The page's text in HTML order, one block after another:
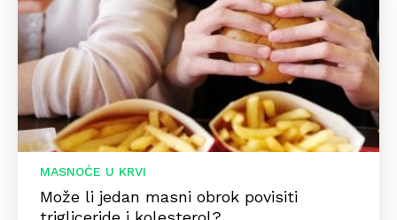
MASNOĆE U KRVI
Može li jedan masni obrok povisiti